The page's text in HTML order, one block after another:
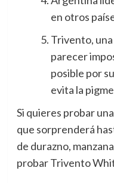
en otros
Trivento,
parecer
posible por
evita la
Si quieres probar
que sorprenderá
de durazno,
probar Trivento